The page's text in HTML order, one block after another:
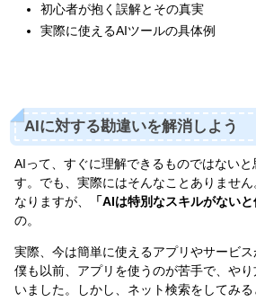
初心者が抱く誤解とその真実
実際に使えるAIツールの具体例
AIに対する勘違いを解消しよう
AIって、すぐに理解できるものではない
す。でも、実際にはそんなことありませ
なりますが、
「AIは特別なスキルがないと
の。
実際、今は簡単に使えるアプリやサービス
僕も以前、アプリを使うのが苦手で、や
いました。しかし、ネット検索をしてみ